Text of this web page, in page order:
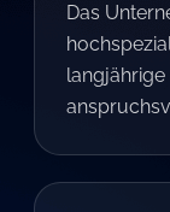
Das